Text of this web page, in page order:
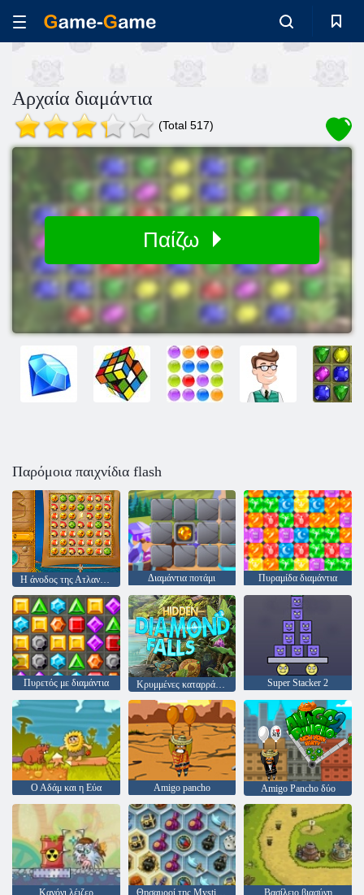
Αρχαία διαμάντια
(Total 517)
Παίζω
Παρόμοια παιχνίδια flash
Η άνοδος της Ατλαντίδας Διαμάντια ποτάμι Πυραμίδα διαμάντια
Πυρετός με διαμάντια Κρυμμένες καταρράκτες Diamond Super Stacker 2
Ο Αδάμ και η Εύα Amigo pancho Amigo Pancho δύο
Κανόνι λέιζερ Θησαυροί της Mystic Sea Βασίλειο βιασύνη